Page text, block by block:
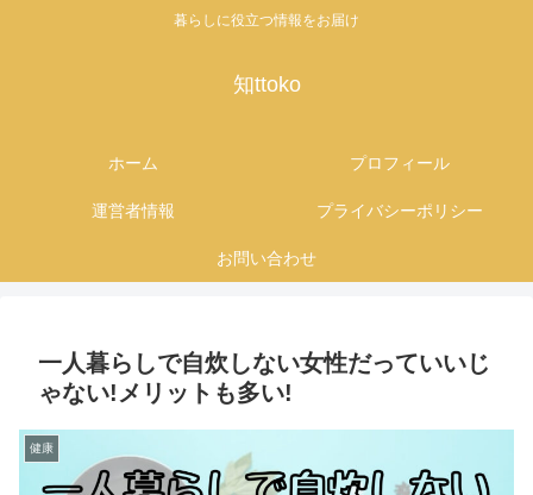
暮らしに役立つ情報をお届け
知ttoko
ホーム プロフィール
運営者情報 プライバシーポリシー
お問い合わせ
一人暮らしで自炊しない女性だっていいじ
ゃない!メリットも多い!
健康